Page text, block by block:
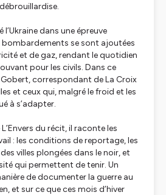
l’Ukraine dans une épreuve
bombardements se sont ajoutées
et de gaz, rendant le quotidien
pour les civils. Dans ce
correspondant deLa Croix
et ceux qui, malgré le froid et les
à s’adapter.
L’Envers du récit, il raconte les
: les conditions de reportage, les
villes plongées dans le noir, et
qui permettent de tenir. Un
de documenter la guerre au
et sur ce que ces mois d’hiver